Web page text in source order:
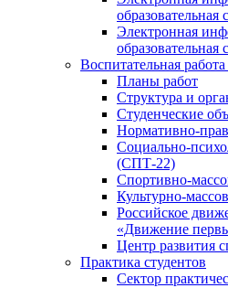
Электронная
Воспитательная
Планы работ
Структура и
Студенческие
Нормативно-
Социально-
(СПТ-22)
Спортивно-
Культурно-
Российское
«Движение
Центр развития
Практика студентов
Сектор